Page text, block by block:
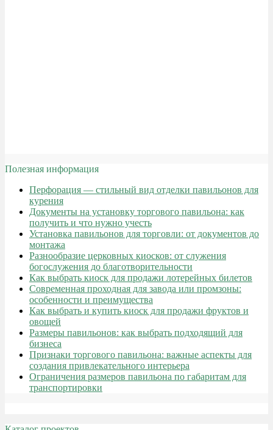
Полезная информация
Перфорация — стильный вид отделки павильонов для
курения
Документы на установку торгового павильона: как
получить и что нужно учесть
Установка павильонов для торговли: от документов до
монтажа
Разнообразие церковных киосков: от служения
богослужения до благотворительности
Как выбрать киоск для продажи лотерейных билетов
Современная проходная для завода или промзоны:
особенности и преимущества
Как выбрать и купить киоск для продажи фруктов и
овощей
Размеры павильонов: как выбрать подходящий для
бизнеса
Признаки торгового павильона: важные аспекты для
создания привлекательного интерьера
Ограничения размеров павильона по габаритам для
транспортировки